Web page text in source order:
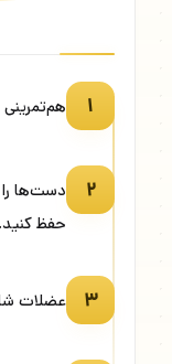
۱
۲
دست‌ها را
حفظ کنید.
۳ عضلات